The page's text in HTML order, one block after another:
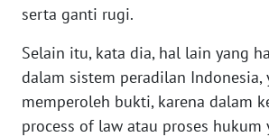
serta ganti rugi.
Selain itu, kata dia, hal lain yang
dalam sistem peradilan Indonesia,
memperoleh bukti, karena dalam
process of law atau proses hukum
WN
WN
SERAMBI